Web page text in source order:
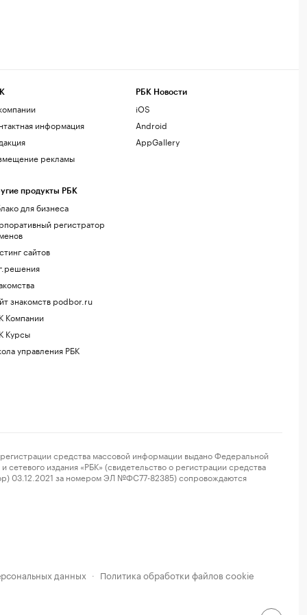
информация
рекламы
продукты РБК
для бизнеса
регистратор
сайтов
знакомств podbor.ru
Компании
Курсы
управления РБК
РБК Новости
iOS
Android
AppGallery
средства массовой информации выдано Федеральной
издания «РБК» (свидетельство о регистрации средства
03.12.2021 за номером ЭЛ №ФС77-82385) сопровождаются
данных · Политика обработки файлов cookie